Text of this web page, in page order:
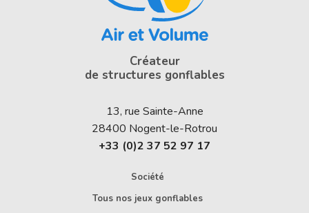
Créateur
de structures gonflables
13, rue Sainte-Anne
28400 Nogent-le-Rotrou
+33 (0)2 37 52 97 17
Société
Tous nos jeux gonflables